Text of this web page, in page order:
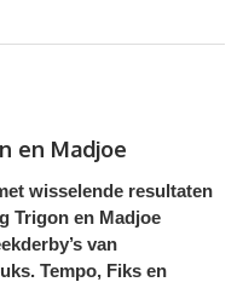
en Madjoe
wisselende resultaten
Trigon en Madjoe
van
Tempo, Fiks en